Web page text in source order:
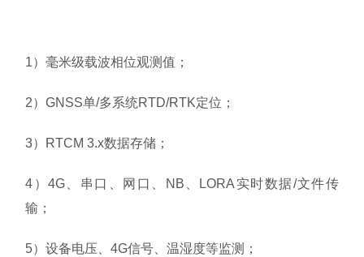
1）毫米级载波相位观测值；
2）GNSS单/多系统RTD/RTK定位；
3）RTCM 3.x数据存储；
4）4G、串口、网口、NB、LORA实时数据/文件传
输；
5）设备电压、4G信号、温湿度等监测；